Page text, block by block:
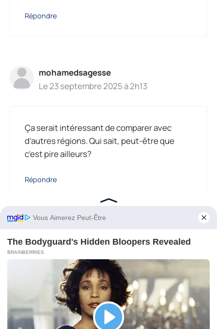
Répondre
mohamedsagesse
Le 23 septembre 2025 à 2h13
Ça serait intéressant de comparer avec
d’autres régions. Qui sait, peut-être que
c’est pire ailleurs?
Répondre
carole_pouvoir3
Le 23 septembre 2025 à 2h01
Les restaurateurs gonflent les prix? Ça
alors, c’est scandaleux!
30 réponses